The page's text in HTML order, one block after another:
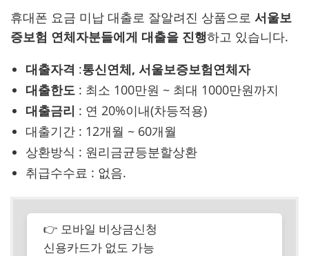
휴대폰 요금 미납 대출로 잘알려진 상품으로 서울보
증보험 연체자분들에게 대출을 진행하고 있습니다.
대출자격 :통신연체, 서울보증보험연체자
대출한도 : 최소 100만원 ~ 최대 1000만원까지
대출금리 : 연 20%이내(차등적용)
대출기간 : 12개월 ~ 60개월
상환방식 : 원리금균등분할상환
취급수수료 : 없음.
👉 모바일 비상금신청
신용카드가 없도 가능